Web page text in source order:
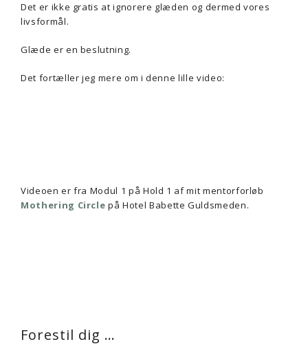
Det er ikke gratis at ignorere glæden og dermed vores
livsformål.
Glæde er en beslutning.
Det fortæller jeg mere om i denne lille video:
Videoen er fra Modul 1 på Hold 1 af mit mentorforløb
Mothering Circle på Hotel Babette Guldsmeden.
Forestil dig …